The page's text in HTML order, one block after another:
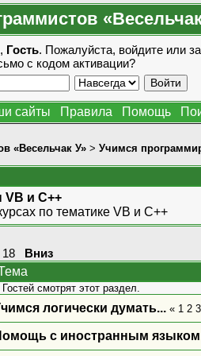
Гость. Пожалуйста, войдите или
с кодом активации?
сайты Правила Помощь
«Весельчак У» > Учимся
VB и С++
по тематике VB и С++
18
Вниз
смотрят этот раздел.
логически думать... « 1 2 3
с иностранным